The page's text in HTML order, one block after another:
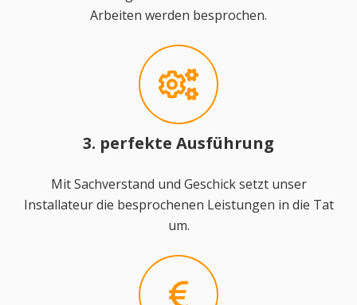
Arbeiten werden besprochen.
3. perfekte Ausführung
Mit Sachverstand und Geschick setzt unser
Installateur die besprochenen Leistungen in die Tat
um.